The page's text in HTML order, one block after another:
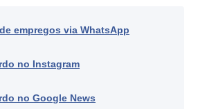
empregos via WhatsApp
no Instagram
no Google News